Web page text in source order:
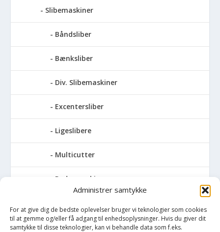
Administrer samtykke
For at give dig de bedste oplevelser bruger vi teknologier som cookies
til at gemme og/eller få adgang til enhedsoplysninger. Hvis du giver dit
samtykke til disse teknologier, kan vi behandle data som f.eks.
Slibemaskiner
Båndsliber
Bænksliber
Div. Slibemaskiner
Excentersliber
Ligeslibere
Multicutter
Pudsemaskiner
høvlknive